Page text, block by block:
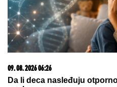
RASKINULI TEODORA I
izlaska iz Elite 9 i uzela